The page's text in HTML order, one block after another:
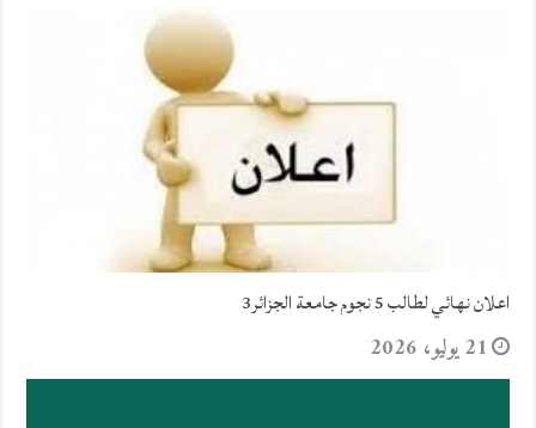
اعلان نهائي لطالب 5 نجوم جامعة الجزائر3
21 يوليو، 2026